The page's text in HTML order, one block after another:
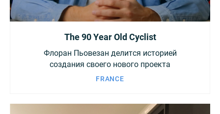
The 90 Year Old Cyclist
Флоран Пьовезан делится историей
создания своего нового проекта
FRANCE